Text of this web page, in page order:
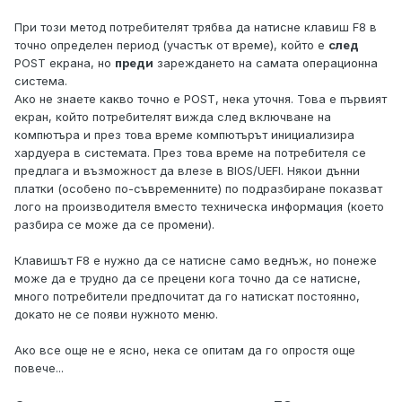
При този метод потребителят трябва да натисне клавиш F8 в
точно определен период (участък от време), който е след
POST екрана, но преди зареждането на самата операционна
система.
Ако не знаете какво точно е POST, нека уточня. Това е първият
екран, който потребителят вижда след включване на
компютъра и през това време компютърът инициализира
хардуера в системата. През това време на потребителя се
предлага и възможност да влезе в BIOS/UEFI. Някои дънни
платки (особено по-съвременните) по подразбиране показват
лого на производителя вместо техническа информация (което
разбира се може да се промени).
Клавишът F8 е нужно да се натисне само веднъж, но понеже
може да е трудно да се прецени кога точно да се натисне,
много потребители предпочитат да го натискат постоянно,
докато не се появи нужното меню.
Ако все още не е ясно, нека се опитам да го опростя още
повече...